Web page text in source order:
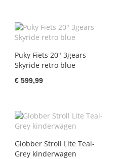
Puky Fiets 20" 3gears
Skyride retro blue
€ 599,99
Globber Stroll Lite Teal-
Grey kinderwagen